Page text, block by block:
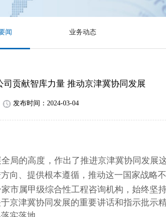
闻 业务动态
司贡献智库力量 推动京津冀协同发展
发布时间：2024-03-04
局的高度，作出了推进京津冀协同发展
向、提供根本遵循，推动这一国家战略不
市属甲级综合性工程咨询机构，始终坚
京津冀协同发展的重要讲话和指示批示